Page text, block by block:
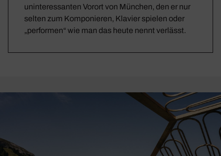
uninteressanten Vorort von München, den er nur
selten zum Komponieren, Klavier spielen oder
„performen“ wie man das heute nennt verlässt.